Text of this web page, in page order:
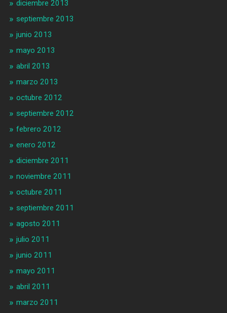
diciembre 2013
septiembre 2013
junio 2013
mayo 2013
abril 2013
marzo 2013
octubre 2012
septiembre 2012
febrero 2012
enero 2012
diciembre 2011
noviembre 2011
octubre 2011
septiembre 2011
agosto 2011
julio 2011
junio 2011
mayo 2011
abril 2011
marzo 2011